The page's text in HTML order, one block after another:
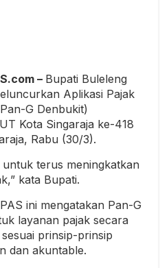
– Bupati Buleleng
Aplikasi Pajak
G Denbukit)
Kota Singaraja ke-418
Rabu (30/3).
terus meningkatkan
kata Bupati.
ini mengatakan Pan-G
layanan pajak secara
prinsip-prinsip
dan akuntable.